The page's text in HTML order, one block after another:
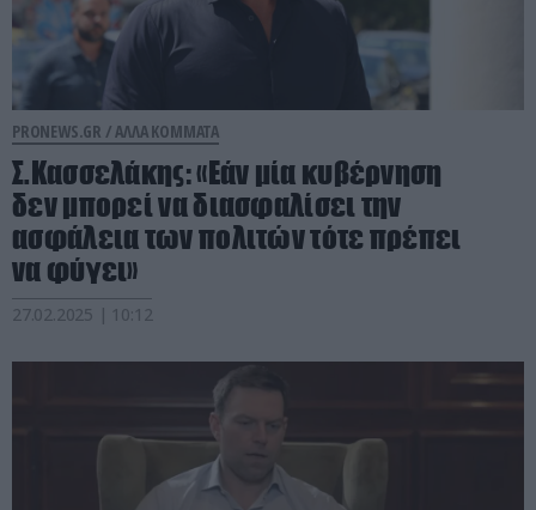
PRONEWS.GR /ΑΛΛΑ ΚΟΜΜΑΤΑ
Σ.Κασσελάκης: «Εάν μία κυβέρνηση
δεν μπορεί να διασφαλίσει την
ασφάλεια των πολιτών τότε πρέπει
να φύγει»
27.02.2025 | 10:12